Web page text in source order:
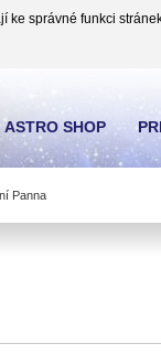
ke správné funkci
Panna
ASTRO SHOP